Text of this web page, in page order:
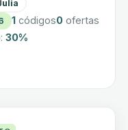
1 códigos0 ofertas
: 30%